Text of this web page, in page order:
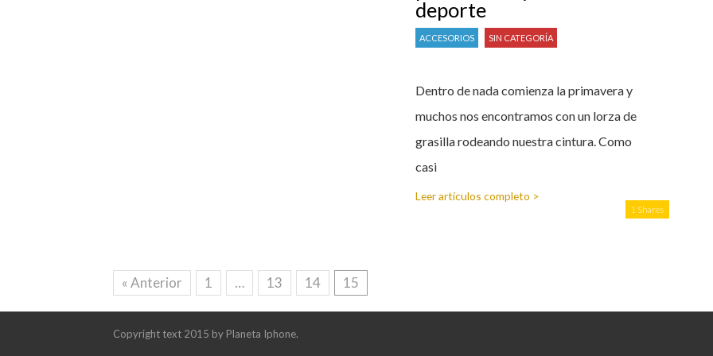
deporte
ACCESORIOS SIN CATEGORÍA
Dentro de nada comienza la primavera y
muchos nos encontramos con un lorza de
grasilla rodeando nuestra cintura. Como
casi
Leer artículos completo >
1 Shares
« Anterior 1 … 13 14 15
Copyright text 2015 by Planeta Iphone.